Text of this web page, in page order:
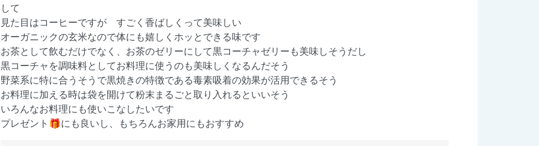
して
見た目はコーヒーですが すごく香ばしくって美味しい
オーガニックの玄米なので体にも嬉しくホッとできる味です
お茶として飲むだけでなく、お茶のゼリーにして黒コーチャゼリーも美味しそうだし
黒コーチャを調味料としてお料理に使うのも美味しくなるんだそう
野菜系に特に合うそうで黒焼きの特徴である毒素吸着の効果が活用できるそう
お料理に加える時は袋を開けて粉末まるごと取り入れるといいそう
いろんなお料理にも使いこなしたいです
プレゼント🎁にも良いし、もちろんお家用にもおすすめ